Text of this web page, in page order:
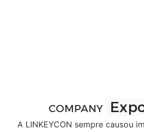
COMPANY
A LINKEYCON sempre causou